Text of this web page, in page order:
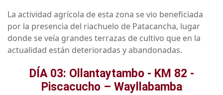
La actividad agrícola de esta zona se vio beneficiada
por la presencia del riachuelo de Patacancha, lugar
donde se veía grandes terrazas de cultivo que en la
actualidad están deterioradas y abandonadas.
DÍA 03: Ollantaytambo - KM 82 -
Piscacucho – Wayllabamba